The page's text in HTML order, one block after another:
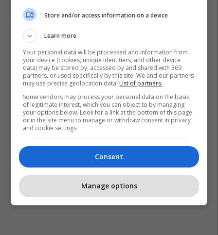
Store and/or access information on a device
Learn more
Your personal data will be processed and information from
your device (cookies, unique identifiers, and other device
data) may be stored by, accessed by and shared with 369
partners, or used specifically by this site. We and our partners
may use precise geolocation data. List of partners.
Some vendors may process your personal data on the basis
of legitimate interest, which you can object to by managing
your options below. Look for a link at the bottom of this page
or in the site menu to manage or withdraw consent in privacy
and cookie settings.
Consent
Manage options